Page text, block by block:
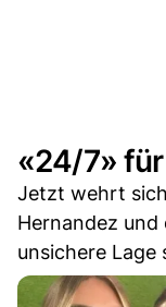
«24/7»
Jetzt wehrt
Hernandez
unsichere Lage